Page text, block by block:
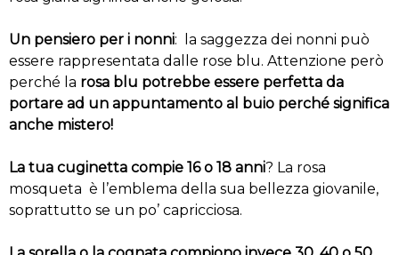
Un pensiero per i nonni: la saggezza dei nonni può
essere rappresentata dalle rose blu. Attenzione però
perché la rosa blu potrebbe essere perfetta da
portare ad un appuntamento al buio perché significa
anche mistero!
La tua cuginetta compie 16 o 18 anni? La rosa
mosqueta è l’emblema della sua bellezza giovanile,
soprattutto se un po’ capricciosa.